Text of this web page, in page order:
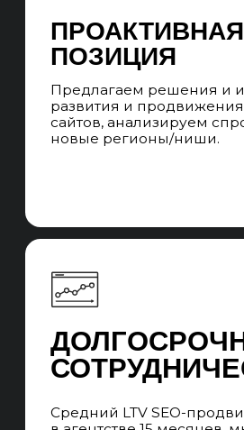
Система стандартизации качества
и квалификации SEO-специалистов и SEO-
менеджеров. Ротация без потери качества
на проектах, в случае отпусков, больничных
СТРУКТУРА UNIT
SEO
Структура отдела